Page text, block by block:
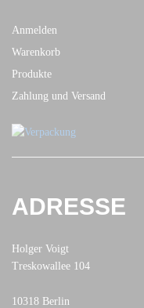
Anmelden
Warenkorb
Produkte
Zahlung und Versand
ADRESSE
Holger Voigt
Treskowallee 104
10318 Berlin